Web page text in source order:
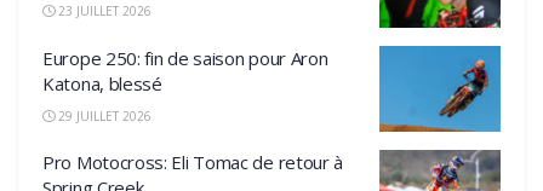
23 JUILLET 2026
Europe 250: fin de saison pour Aron
Katona, blessé
29 JUILLET 2026
Pro Motocross: Eli Tomac de retour à